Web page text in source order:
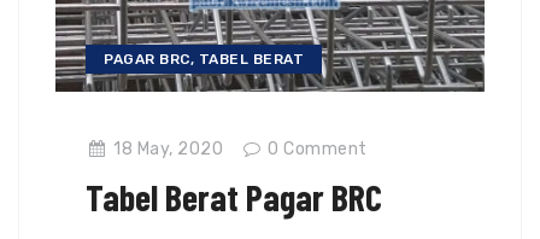
PAGAR BRC, TABEL BERAT
18 May, 2020 0 Comment
Tabel Berat Pagar BRC